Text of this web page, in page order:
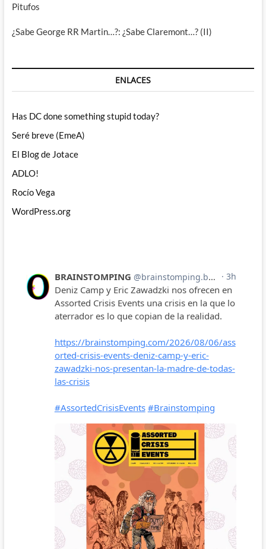
Pitufos
¿Sabe George RR Martin…?: ¿Sabe Claremont…? (II)
ENLACES
Has DC done something stupid today?
Seré breve (EmeA)
El Blog de Jotace
ADLO!
Rocío Vega
WordPress.org